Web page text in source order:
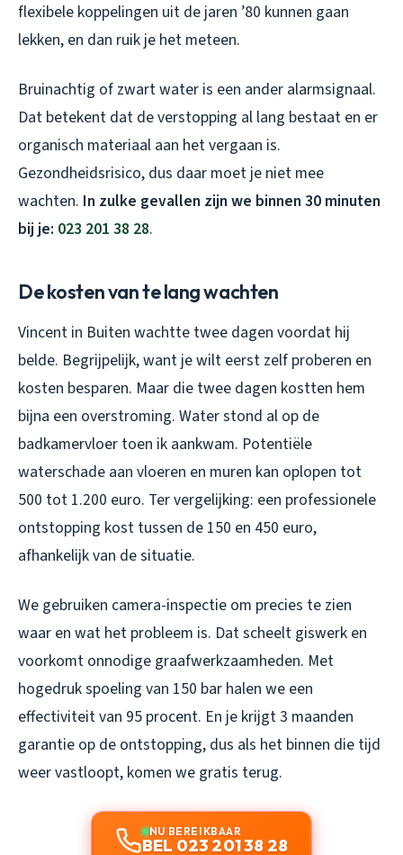
flexibele koppelingen uit de jaren ’80 kunnen gaan
lekken, en dan ruik je het meteen.
Bruinachtig of zwart water is een ander alarmsignaal.
Dat betekent dat de verstopping al lang bestaat en er
organisch materiaal aan het vergaan is.
Gezondheidsrisico, dus daar moet je niet mee
wachten. In zulke gevallen zijn we binnen 30 minuten
bij je: 023 201 38 28.
De kosten van te lang wachten
Vincent in Buiten wachtte twee dagen voordat hij
belde. Begrijpelijk, want je wilt eerst zelf proberen en
kosten besparen. Maar die twee dagen kostten hem
bijna een overstroming. Water stond al op de
badkamervloer toen ik aankwam. Potentiële
waterschade aan vloeren en muren kan oplopen tot
500 tot 1.200 euro. Ter vergelijking: een professionele
ontstopping kost tussen de 150 en 450 euro,
afhankelijk van de situatie.
We gebruiken camera-inspectie om precies te zien
waar en wat het probleem is. Dat scheelt giswerk en
voorkomt onnodige graafwerkzaamheden. Met
hogedruk spoeling van 150 bar halen we een
effectiviteit van 95 procent. En je krijgt 3 maanden
garantie op de ontstopping, dus als het binnen die tijd
weer vastloopt, komen we gratis terug.
NU BEREIKBAAR
BEL 023 201 38 28